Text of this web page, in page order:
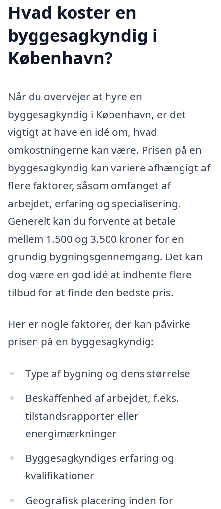
Hvad koster en
byggesagkyndig i
København?
Når du overvejer at hyre en
byggesagkyndig i København, er det
vigtigt at have en idé om, hvad
omkostningerne kan være. Prisen på en
byggesagkyndig kan variere afhængigt af
flere faktorer, såsom omfanget af
arbejdet, erfaring og specialisering.
Generelt kan du forvente at betale
mellem 1.500 og 3.500 kroner for en
grundig bygningsgennemgang. Det kan
dog være en god idé at indhente flere
tilbud for at finde den bedste pris.
Her er nogle faktorer, der kan påvirke
prisen på en byggesagkyndig:
Type af bygning og dens størrelse
Beskaffenhed af arbejdet, f.eks.
tilstandsrapporter eller
energimærkninger
Byggesagkyndiges erfaring og
kvalifikationer
Geografisk placering inden for